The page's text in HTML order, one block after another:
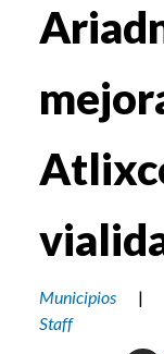
Municipios |
Staff